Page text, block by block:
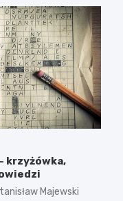
krzyżówka,
Majewski